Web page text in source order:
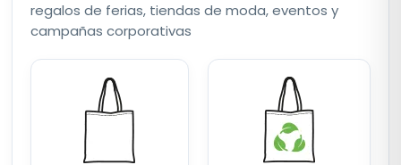
regalos de ferias, tiendas de moda, eventos y
campañas corporativas